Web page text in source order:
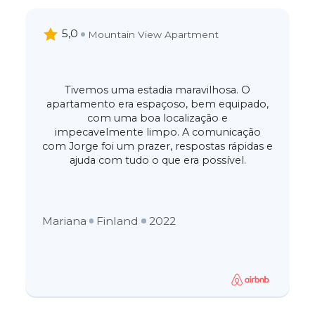
5,0 Mountain View Apartment
Tivemos uma estadia maravilhosa. O
apartamento era espaçoso, bem equipado,
com uma boa localização e
impecavelmente limpo. A comunicação
com Jorge foi um prazer, respostas rápidas e
ajuda com tudo o que era possível.
Mariana Finland 2022